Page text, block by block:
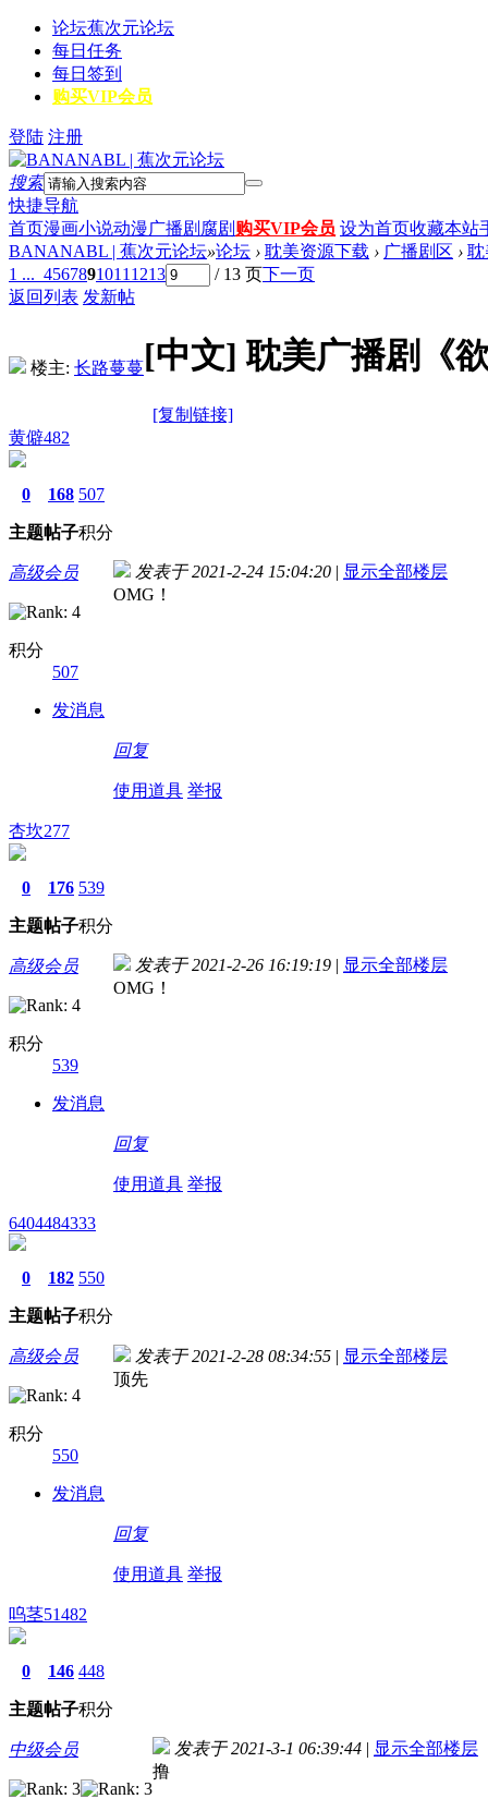
论坛蕉次元论坛
每日任务
每日签到
购买VIP会员
登陆 注册
搜索
快捷导航
首页漫画小说动漫广播剧 腐剧 购买VIP会员 设为首页收藏本站
BANANABL | 蕉次元论坛»论坛 › 耽美资源下载 › 广播剧区 › 耽
1 ... 4567891011 1213 / 13 页下一页
返回列表 发新帖
楼主: 长路蔓蔓[中文]耽美广播剧《
[复制链接]
黄僻482
0
主题
168
帖子
507
积分
高级会员
积分
507
发消息
发表于 2021-2-24 15:04:20 | 显示全部楼层
OMG！
回复
使用道具 举报
杏坎277
0
主题
176
帖子
539
积分
高级会员
积分
539
发消息
发表于 2021-2-26 16:19:19 | 显示全部楼层
OMG！
回复
使用道具 举报
6404484333
0
主题
182
帖子
550
积分
高级会员
积分
550
发消息
发表于 2021-2-28 08:34:55 | 显示全部楼层
顶先
回复
使用道具 举报
呜茎51482
0
主题
146
帖子
448
积分
中级会员 发表于 2021-3-1 06:39:44 | 显示全部楼层
撸